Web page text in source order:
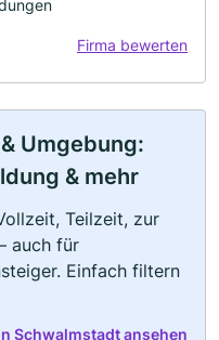
Firma bewerten
Umgebung:
& mehr
Teilzeit, zur
auch für
Einfach filtern
Schwalmstadt ansehen